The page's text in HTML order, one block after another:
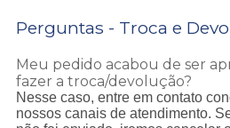
Perguntas - Troca e
Meu pedido acabou de ser
fazer a troca/devolução?
Nesse caso, entre em contato
nossos canais de atendimento.